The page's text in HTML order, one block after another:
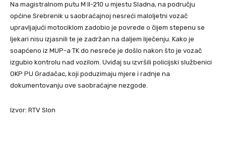
Na magistralnom putu M II-210 u mjestu Sladna, na području
općine Srebrenik u saobraćajnoj nesreći maloljetni vozač
upravljajući motociklom zadobio je povrede o čijem stepenu se
ljekari nisu izjasnili te je zadržan na daljem liječenju. Kako je
soapćeno iz MUP-a TK do nesreće je došlo nakon što je vozač
izgubio kontrolu nad vozilom. Uviđaj su izvršili policijski službenici
OKP PU Gradačac, koji poduzimaju mjere i radnje na
dokumentovanju ove saobraćajne nezgode.
Izvor: RTV Slon